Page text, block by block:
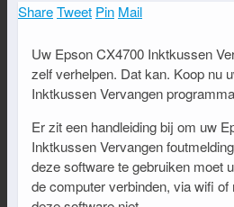
ShareTweet Pin Mail
Uw Epson CX4700 Inktkussen
zelf verhelpen. Dat kan. Koop nu
Inktkussen Vervangen
Er zit een handleiding bij om uw
Inktkussen Vervangen
deze software te gebruiken moet
de computer verbinden, via wifi